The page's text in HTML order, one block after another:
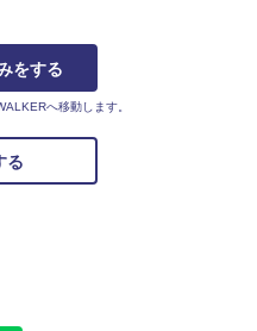
をする
へ移動します。
る